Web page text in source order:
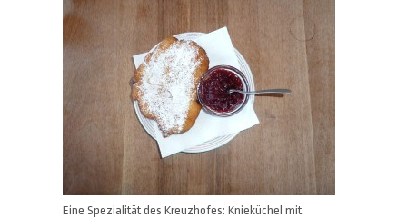
Eine Spezialität des Kreuzhofes: Knieküchel mit